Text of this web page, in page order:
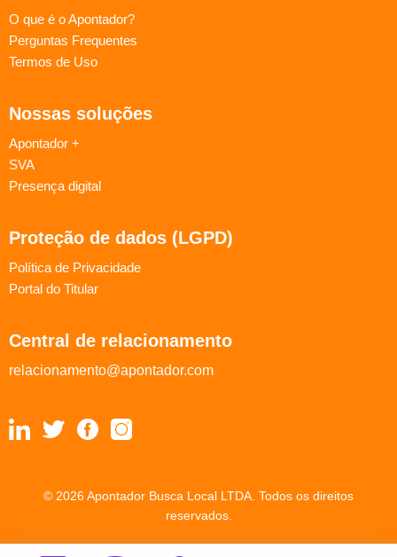
O que é o Apontador?
Perguntas Frequentes
Termos de Uso
Nossas soluções
Apontador +
SVA
Presença digital
Proteção de dados (LGPD)
Política de Privacidade
Portal do Titular
Central de relacionamento
relacionamento@apontador.com
© 2026 Apontador Busca Local LTDA. Todos os direitos
reservados.